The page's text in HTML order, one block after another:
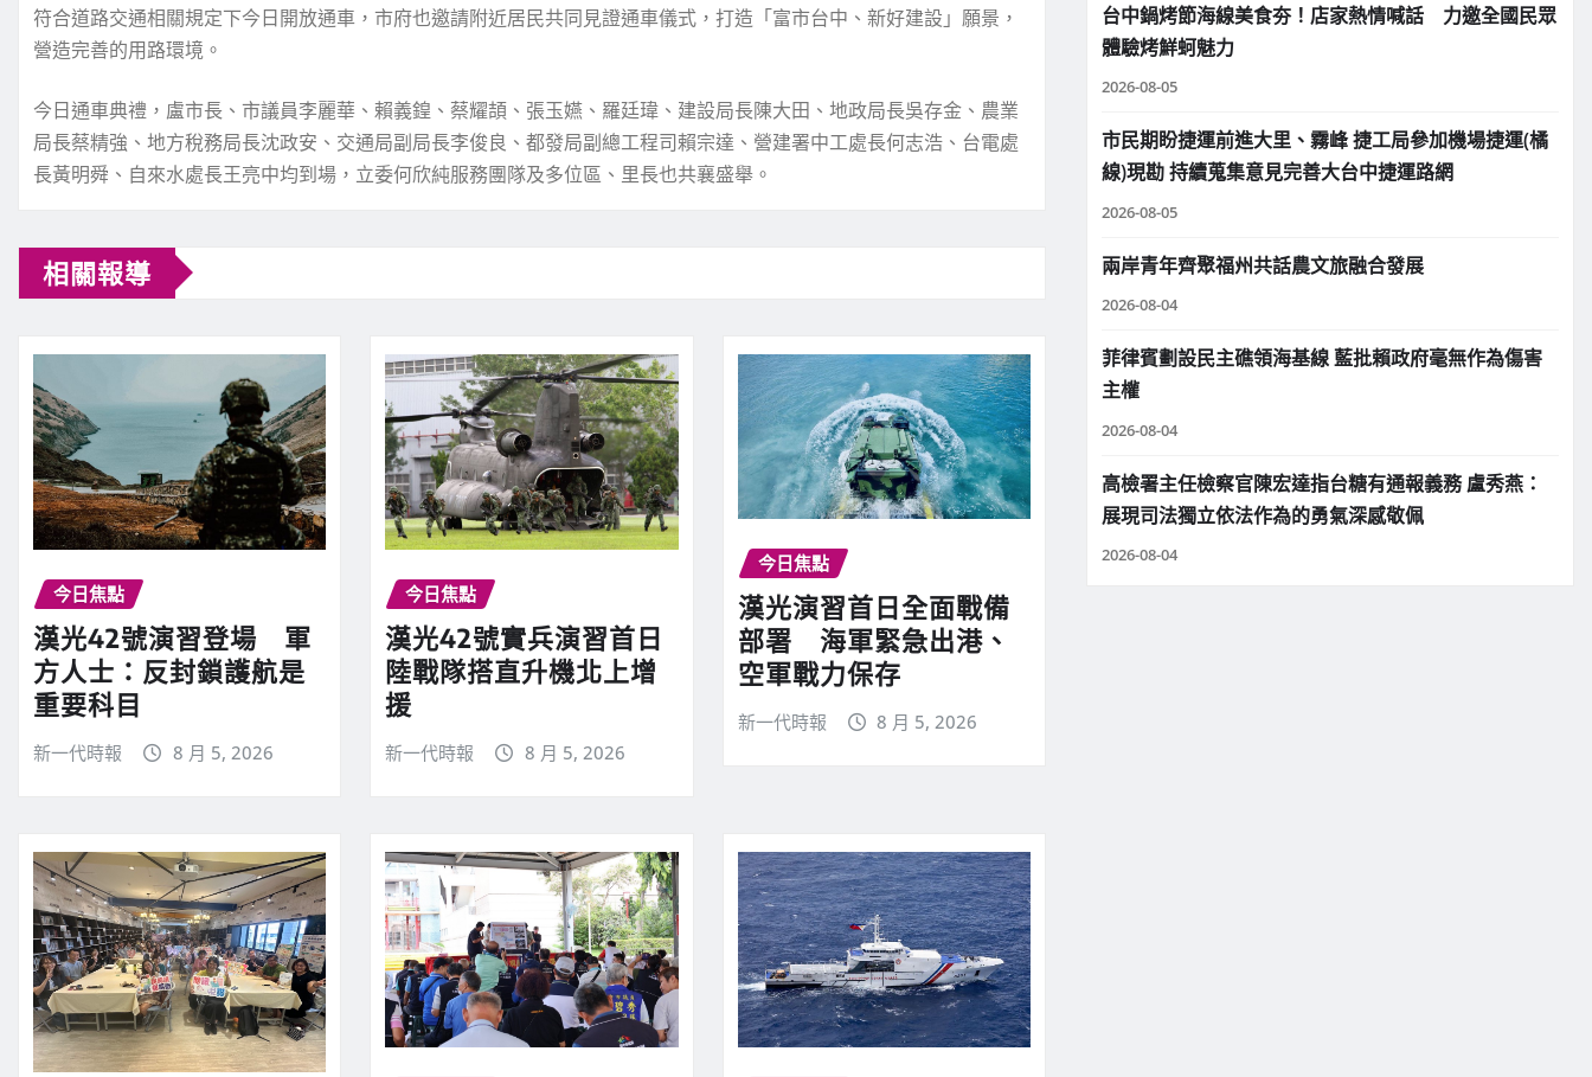
符合道路交通相關規定下今日開放通車，市府也邀請附近居民共同見證通車儀式，打造「富市台中、新好建設」願景，
營造完善的用路環境。
今日通車典禮，盧市長、市議員李麗華、賴義鍠、蔡耀頡、張玉嬿、羅廷瑋、建設局長陳大田、地政局長吳存金、農業
局長蔡精強、地方稅務局長沈政安、交通局副局長李俊良、都發局副總工程司賴宗達、營建署中工處長何志浩、台電處
長黃明舜、自來水處長王亮中均到場，立委何欣純服務團隊及多位區、里長也共襄盛舉。
相關報導
今日焦點
漢光42號演習登場 軍
方人士：反封鎖護航是
重要科目
新一代時報 8 月 5, 2026
今日焦點
漢光42號實兵演習首日
陸戰隊搭直升機北上增
援
新一代時報 8 月 5, 2026
今日焦點
漢光演習首日全面戰備
部署 海軍緊急出港、
空軍戰力保存
新一代時報 8 月 5, 2026
台中鍋烤節海線美食夯！店家熱情喊話 力邀全國民眾
體驗烤鮮蚵魅力
2026-08-05
市民期盼捷運前進大里、霧峰 捷工局參加機場捷運(橘
線)現勘 持續蒐集意見完善大台中捷運路網
2026-08-05
兩岸青年齊聚福州共話農文旅融合發展
2026-08-04
菲律賓劃設民主礁領海基線 藍批賴政府毫無作為傷害
主權
2026-08-04
高檢署主任檢察官陳宏達指台糖有通報義務 盧秀燕：
展現司法獨立依法作為的勇氣深感敬佩
2026-08-04